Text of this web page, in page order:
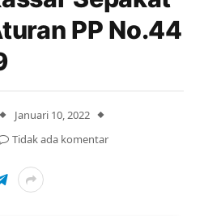
PP No.44
Januari 10, 2022
Tidak ada komentar